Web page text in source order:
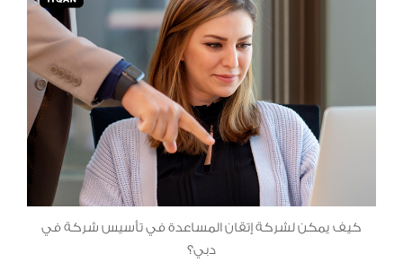
كيف يمكن لشركة إتقان المساعدة في تأسيس شركة في
دبي؟